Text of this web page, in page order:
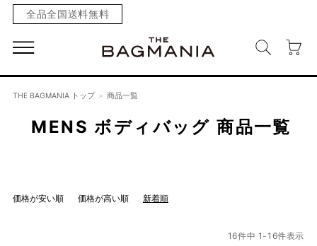
全品全国送料無料
THE BAGMANIA トップ 商品一覧
MENS ボディバッグ商品一覧
価格が安い順 価格が高い順 新着順
16件中 1 -16件表示